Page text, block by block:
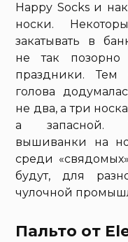
Happy Socks и
носки.
закатывать в
не так
праздники. Тем
голова
не два, а три
а запасной.
вышиванки на
среди
будут, для
чулочной
Пальто от